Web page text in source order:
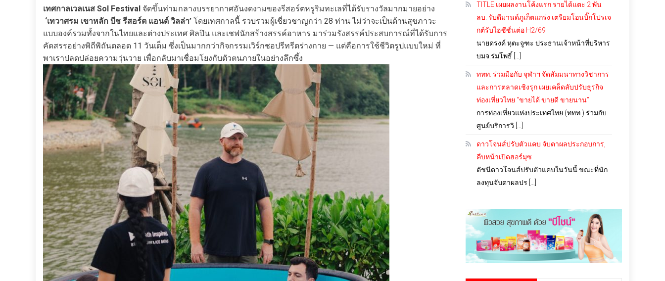
เทศกาลเวลเนส Sol Festival จัดขึ้นท่ามกลางบรรยากาศอันงดงามของรีสอร์ตหรูริมทะเลที่ได้รับรางวัลมากมายอย่าง
‘เทวาศรม เขาหลัก บีช รีสอร์ต แอนด์ วิลล่า’ โดยเทศกาลนี้ รวบรวมผู้เชี่ยวชาญกว่า 28 ท่าน ไม่ว่าจะเป็นด้านสุขภาวะ
แบบองค์รวมทั้งจากในไทยและต่างประเทศ ศิลปิน และเชฟนักสร้างสรรค์อาหาร มาร่วมรังสรรค์ประสบการณ์ที่ได้รับการ
คัดสรรอย่างพิถีพิถันตลอด 11 วันเต็ม ซึ่งเป็นมากกว่ากิจกรรมเวิร์กชอปรีทรีตร่างกาย — แต่คือการใช้ชีวิตรูปแบบใหม่ ที่
พาเราปลดปล่อยความวุ่นวาย เพื่อกลับมาเชื่อมโยงกับตัวตนภายในอย่างลึกซึ้ง
TITLE เผยผลงานโค้งแรก รายได้แตะ 2 พัน
ลบ. รับดีมานด์ภูเก็ตแกร่ง เตรียมโอนบิ๊กโปรเจ
กต์รับไฮซีซั่นต่อ H2/69
นายดรงค์ หุตะจูฑะ ประธานเจ้าหน้าที่บริหาร
บมจ.ร่มโพธิ์ […]
ททท. ร่วมมือกับ จุฬาฯ จัดสัมมนาทางวิชาการ
และการตลาดเชิงรุก เผยเคล็ดลับปรับธุรกิจ
ท่องเที่ยวไทย “ขายได้ ขายดี ขายนาน”
การท่องเที่ยวแห่งประเทศไทย (ททท.) ร่วมกับ
ศูนย์บริการวิ […]
ดาวโจนส์ปรับตัวแคบ จับตาผลประกอบการ,
คืบหน้าเปิดฮอร์มุซ
ดัชนีดาวโจนส์ปรับตัวแคบในวันนี้ ขณะที่นัก
ลงทุนจับตาผลปร […]